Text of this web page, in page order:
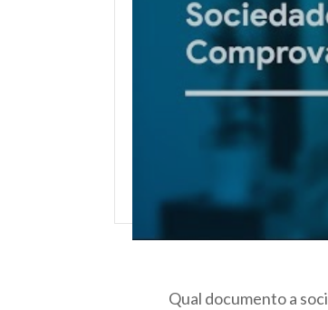
Qual documento a